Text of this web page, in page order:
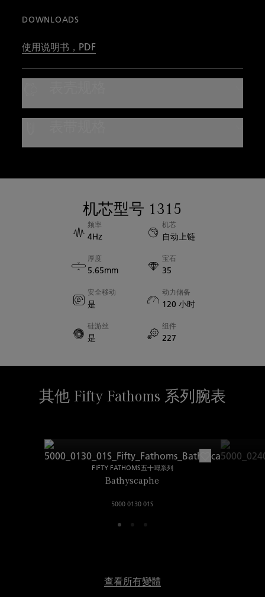
DOWNLOADS
使用说明书，PDF
防水深度30巴（约300米）
43.00mm
表壳厚度
机芯型号 1315
频率
4Hz
机芯
自动上链
厚度
5.65mm
宝石
35
安全移动
是
动力储备
120 小时
硅游丝
是
组件
227
其他 Fifty Fathoms 系列腕表
FIFTY FATHOMS五十噚系列
Bathyscaphe
5000 0130 01S
查看所有變體